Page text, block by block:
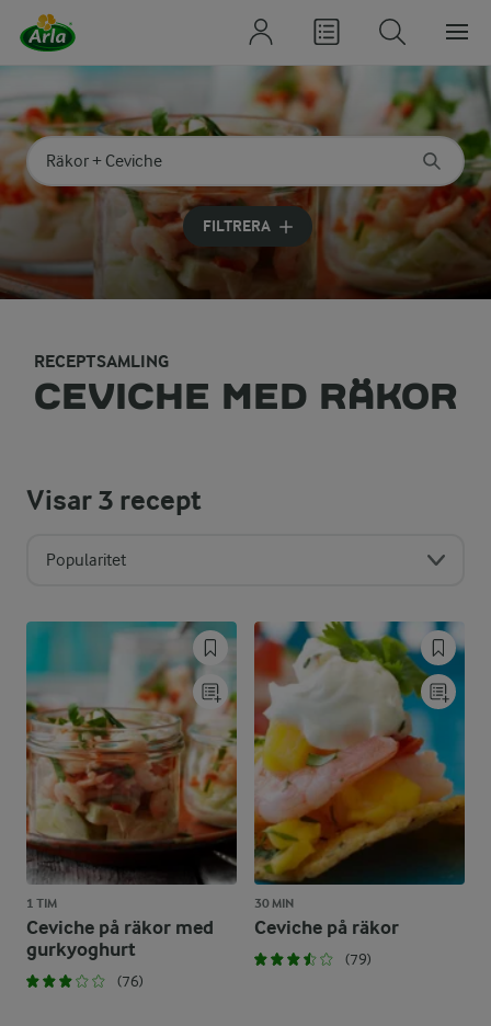
Sök på kategori eller ingrediens
Skriv in sökord för att få förslag
FILTRERA
RECEPTSAMLING
CEVICHE MED RÄKOR
Visar3 recept
Popularitet
1 TIM
Ceviche på räkor med
gurkyoghurt
(76)
30 MIN
Ceviche på räkor
(79)